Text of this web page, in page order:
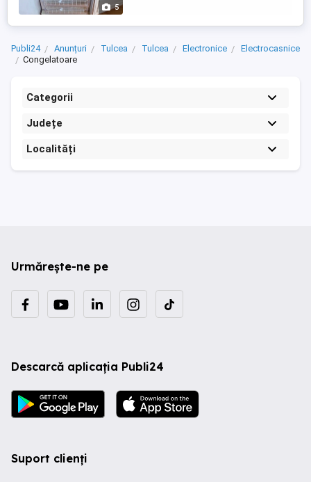
5
Publi24 Anunțuri Tulcea Tulcea Electronice
Electrocasnice
Congelatoare
Categorii
Județe
Localități
Urmărește-ne pe
Descarcă aplicația Publi24
Suport clienți